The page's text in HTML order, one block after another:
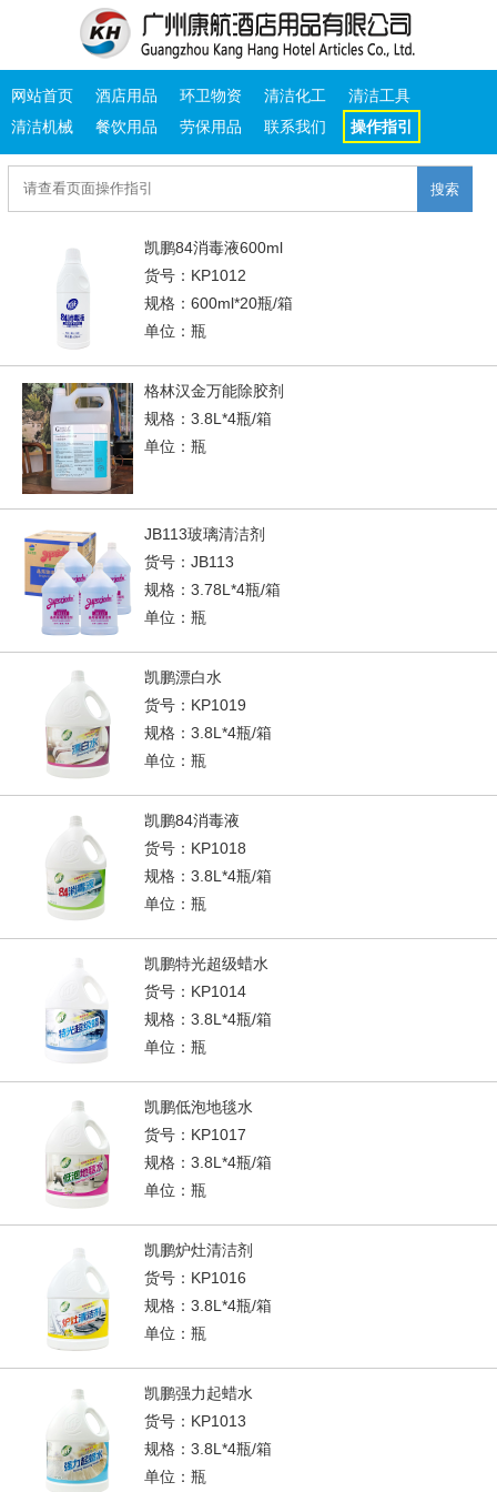
网站首页 酒店用品 环卫物资 清洁化工
清洁工具
清洁机械
餐饮用品 劳保用品 联系我们 操作指引
搜索
凯鹏84消毒液600ml
货号：KP1012
规格：600ml*20瓶/箱
单位：瓶
格林汉金万能除胶剂
规格：3.8L*4瓶/箱
单位：瓶
JB113玻璃清洁剂
货号：JB113
规格：3.78L*4瓶/箱
单位：瓶
凯鹏漂白水
货号：KP1019
规格：3.8L*4瓶/箱
单位：瓶
凯鹏84消毒液
货号：KP1018
规格：3.8L*4瓶/箱
单位：瓶
凯鹏特光超级蜡水
货号：KP1014
规格：3.8L*4瓶/箱
单位：瓶
凯鹏低泡地毯水
货号：KP1017
规格：3.8L*4瓶/箱
单位：瓶
凯鹏炉灶清洁剂
货号：KP1016
规格：3.8L*4瓶/箱
单位：瓶
凯鹏强力起蜡水
货号：KP1013
规格：3.8L*4瓶/箱
单位：瓶